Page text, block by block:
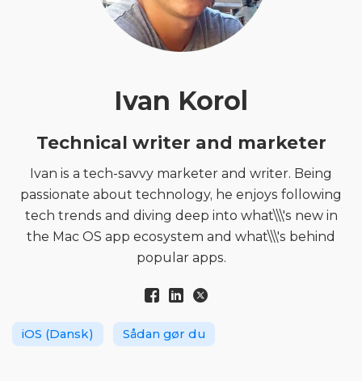
Ivan Korol
Technical writer and marketer
Ivan is a tech-savvy marketer and writer. Being
passionate about technology, he enjoys following
tech trends and diving deep into what\\\'s new in
the Mac OS app ecosystem and what\\\'s behind
popular apps.
iOS (Dansk) Sådan gør du